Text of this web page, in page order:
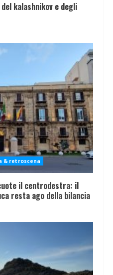
kalashnikov e degli
& retroscena
il centrodestra: il
resta ago della bilancia